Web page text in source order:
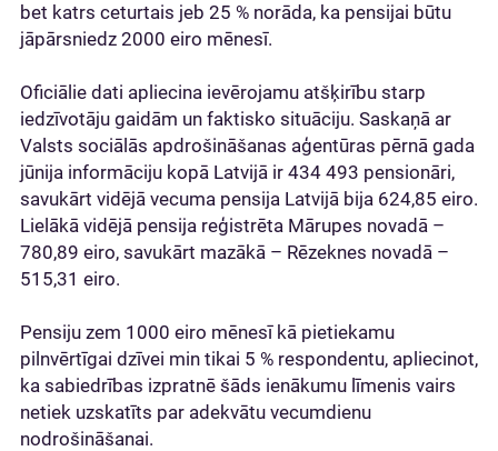
bet katrs ceturtais jeb 25 % norāda, ka pensijai būtu
jāpārsniedz 2000 eiro mēnesī.
Oficiālie dati apliecina ievērojamu atšķirību starp
iedzīvotāju gaidām un faktisko situāciju. Saskaņā ar
Valsts sociālās apdrošināšanas aģentūras pērnā gada
jūnija informāciju kopā Latvijā ir 434 493 pensionāri,
savukārt vidējā vecuma pensija Latvijā bija 624,85 eiro.
Lielākā vidējā pensija reģistrēta Mārupes novadā –
780,89 eiro, savukārt mazākā – Rēzeknes novadā –
515,31 eiro.
Pensiju zem 1000 eiro mēnesī kā pietiekamu
pilnvērtīgai dzīvei min tikai 5 % respondentu, apliecinot,
ka sabiedrības izpratnē šāds ienākumu līmenis vairs
netiek uzskatīts par adekvātu vecumdienu
nodrošināšanai.